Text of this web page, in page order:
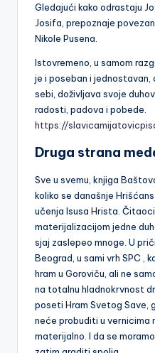
Gledajući kako odrastaju
Josifa, prepoznaje
Nikole Pusena.
Istovremeno, u samom
je i poseban i jednostavan,
sebi, doživljava svoje
radosti, padova i pobede.
https://
Druga strana
Sve u svemu, knjiga
koliko se današnje
učenja Isusa Hrista.
materijalizacijom jedne
sjaj zaslepeo mnoge. U
Beograd, u sami vrh SPC ,
hram u Goroviču, ali ne
na totalnu hladnokrvnost
poseti Hram Svetog Save,
neće probuditi u vernicima
materijalno. I da se